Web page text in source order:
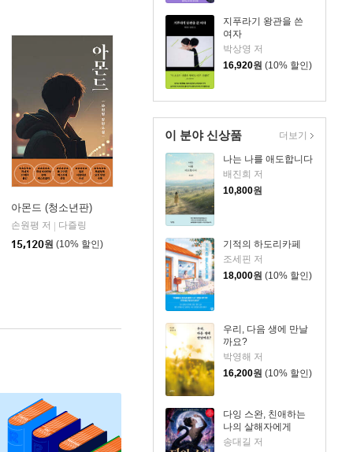
지푸라기 왕관을 쓴
여자
박상영 저
16,920원 (10% 할인)
이 분야 신상품
나는 나를 애도합니다
배진희 저
10,800원
기적의 하도리카페
조세핀 저
18,000원 (10% 할인)
우리, 다음 생에 만날
까요?
박영해 저
16,200원 (10% 할인)
다잉 스완, 친애하는
나의 살해자에게
송대길 저
더보기
아몬드 (청소년판)
손원평 저
다즐링
15,120원 (10% 할인)